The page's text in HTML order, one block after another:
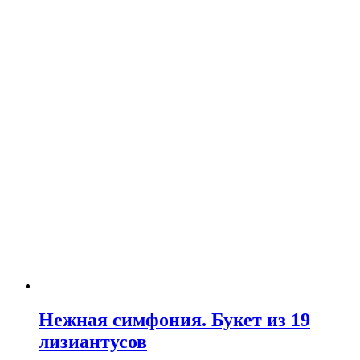
Нежная симфония. Букет из 19
лизиантусов